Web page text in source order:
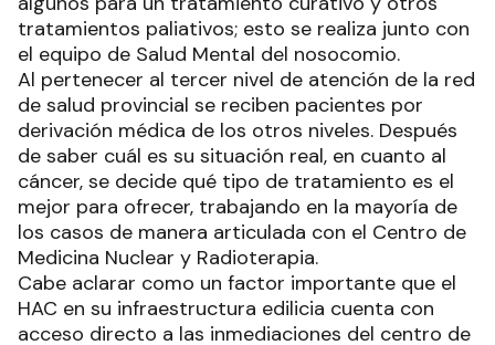
tratamientos paliativos; esto se realiza junto con
el equipo de Salud Mental del nosocomio.
Al pertenecer al tercer nivel de atención de la red
de salud provincial se reciben pacientes por
derivación médica de los otros niveles. Después
de saber cuál es su situación real, en cuanto al
cáncer, se decide qué tipo de tratamiento es el
mejor para ofrecer, trabajando en la mayoría de
los casos de manera articulada con el Centro de
Medicina Nuclear y Radioterapia.
Cabe aclarar como un factor importante que el
HAC en su infraestructura edilicia cuenta con
acceso directo a las inmediaciones del centro de